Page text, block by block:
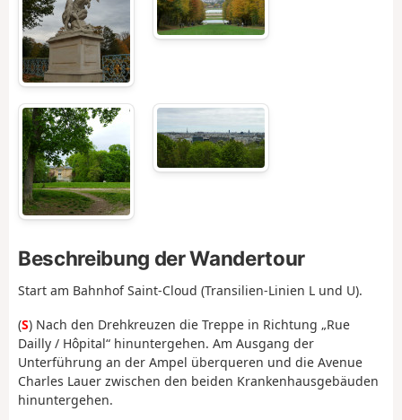
Beschreibung der Wandertour
Start am Bahnhof Saint-Cloud (Transilien-Linien L und U).
(S) Nach den Drehkreuzen die Treppe in Richtung „Rue
Dailly / Hôpital“ hinuntergehen. Am Ausgang der
Unterführung an der Ampel überqueren und die Avenue
Charles Lauer zwischen den beiden Krankenhausgebäuden
hinuntergehen.